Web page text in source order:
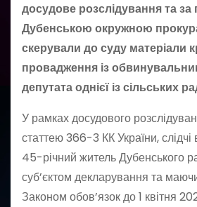
досудове розслідування та за
Дубенською окружною
скерували до суду матеріали
провадження із
депутата однієї із сільських
У рамках досудового
статтею 366-3 КК України,
45-річний житель Дубенського
суб’єктом декларування та
Законом обов’язок до 1 квітня